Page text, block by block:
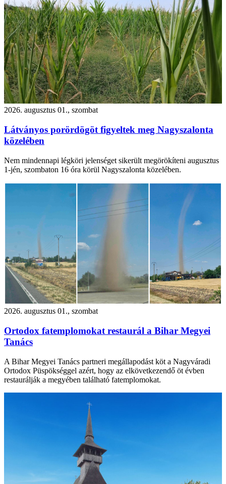
2026. augusztus 01., szombat
Látványos porördögöt figyeltek meg Nagyszalonta
közelében
Nem mindennapi légköri jelenséget sikerült megörökíteni augusztus
1-jén, szombaton 16 óra körül Nagyszalonta közelében.
2026. augusztus 01., szombat
Ortodox fatemplomokat restaurál a Bihar Megyei
Tanács
A Bihar Megyei Tanács partneri megállapodást köt a Nagyváradi
Ortodox Püspökséggel azért, hogy az elkövetkezendő öt évben
restaurálják a megyében található fatemplomokat.